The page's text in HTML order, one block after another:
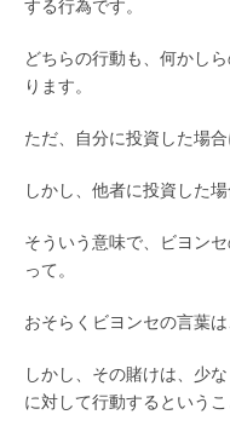
する行為です。
どちらの行動も、何かし
ります。
ただ、自分に投資した場
しかし、他者に投資した
そういう意味で、ビヨン
って。
おそらくビヨンセの言葉
しかし、その賭けは、少
に対して行動するというこ